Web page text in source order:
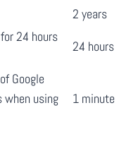
2 years
24 hours
24 hours
Google
when using
1 minute